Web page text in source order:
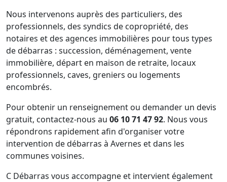
Nous intervenons auprès des particuliers, des
professionnels, des syndics de copropriété, des
notaires et des agences immobilières pour tous types
de débarras : succession, déménagement, vente
immobilière, départ en maison de retraite, locaux
professionnels, caves, greniers ou logements
encombrés.
Pour obtenir un renseignement ou demander un devis
gratuit, contactez-nous au 06 10 71 47 92. Nous vous
répondrons rapidement afin d'organiser votre
intervention de débarras à Avernes et dans les
communes voisines.
C Débarras vous accompagne et intervient également